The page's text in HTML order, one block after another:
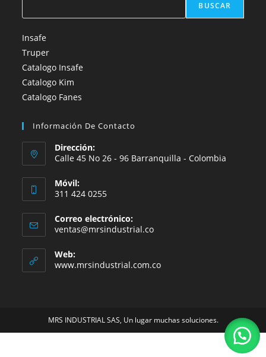
BUSCAR
Insafe
Truper
Catalogo Insafe
Catalogo Kim
Catalogo Fanes
Información De Contacto
Dirección:
Calle 45 No 26 - 96 Barranquilla - Colombia
Móvil:
311 424 0255
Correo electrónico:
ventas@mrsindustrial.coSe
tu
aplicación
Web:
www.mrsindustrial.com.co
MRS INDUSTRIAL SAS, Un lugar muchas soluciones.